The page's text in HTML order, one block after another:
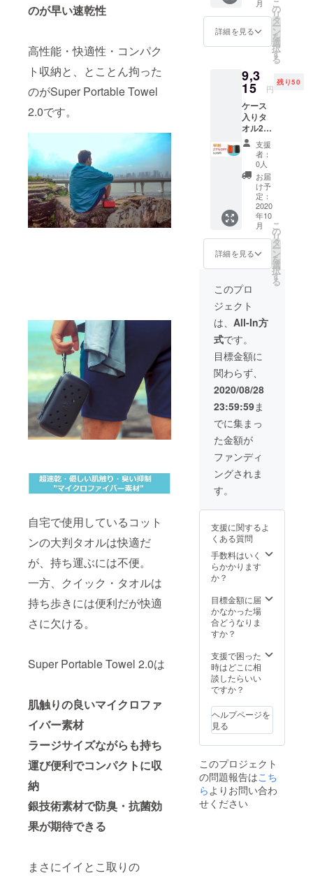
のが早い速乾性
高性能・快適性・コンパク
ト収納と、とことん拘った
のがSuper Portable Towel
2.0です。
自宅で使用しているコット
ンの大判タオルは快適だ
が、持ち運ぶには不便。
一方、クイック・タオルは
持ち歩きには便利だが快適
さに欠ける。
Super Portable Towel 2.0は
肌触りの良いマイクロファ
イバー素材
ラージサイズながらも持ち
運び便利でコンパクトに収
納
銀技術素材で防臭・抗菌効
果が期待できる
まさにイイとこ取りの
ご注文
使用部
材の供
造工程
上の都
より出
荷時期
が遅れ
る場合
があり
ます
売価格
が販売
予定価
もござ
いま
デザイ
ン・仕
様は変
更にな
る可能
性もご
ざいま
す。ご
了承く
ださ
い。 ※
ご注文
使用部
材の供
況、製
上の都
合等に
荷時期
が遅れ
る場合
があり
ます
格 税込
6,380円
の
送料込
み（国
内配
送）と
なりま
す。 ※
皆様の
ご支援
により
量産効
率が向
上した
場合、
正規販
売価格
が販売
予定価
可能性
いま
す。 ※
デザイ
ン・仕
様は変
更にな
る可能
性もご
す。ご
了承く
ださ
い。 ※
ご注文
状況、
使用部
況、製
造工程
上の都
合等に
より出
荷時期
があり
ます
ブ
ラッド
ジケー
ス&ター
コイズ
タオ
ル (お
好きな
組み合
わせを
お選び
下さ
い)
一般販
売予定
価格 税
12,760
円の
費税・
送料込
み（国
内配
送）と
なりま
す。 ※
皆様の
ご支援
により
量産効
率が向
上した
場合、
正規販
売価格
が販売
予定価
可能性
いま
す。 ※
デザイ
ン・仕
る可能
性もご
ざいま
ださ
い。 ※
ご注文
状況、
材の供
給状
況、製
造工程
合等に
より出
荷時期
が遅れ
る場合
月
詳細を見る
こ
の
リ
タ
ー
ン
を
選
択
す
る
9,3
15 円
残り50
ケース
入りタ
オル2個
セッ
ト ブ
ラック
ケース&
シル
バータ
オル
ブ
ラッド
オレン
ジケー
ス&ター
コイズ
タオ
ル (お
好きな
組み合
わせを
お選び
下さ
い)
一般販
売予定
価格 税
込
12,760
円の
費税・
み（国
内配
送）と
なりま
す。 ※
ご支援
により
量産効
率が向
場合、
正規販
売価格
が販売
格より
下がる
可能性
もござ
す。 ※
デザイ
ン・仕
様は変
更にな
支援
者：
0人
お届
け予
定：
2020
年10
月
詳細を見る
こ
の
リ
タ
ー
ン
を
選
択
す
る
このプロ
ジェクト
は、 All-In方
式です。
目標金額に
関わらず、
2020/08/28
23:59:59ま
でに集まっ
た金額が
ファンディ
ングされま
す。
支援に関するよ
くある質問
手数料はいく
らかかります
か？
目標金額に届
かなかった場
合どうなりま
すか？
支援で困った
時はどこに相
談したらいい
ですか？
ヘルプページを
見る
このプロジェクト
の問題報告はこち
ら よりお問い合わ
せください